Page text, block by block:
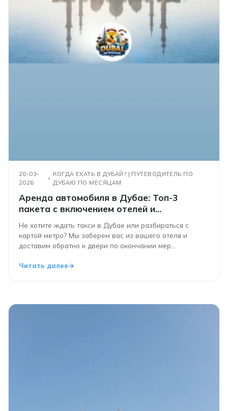
20-03-
2026
КОГДА ЕХАТЬ В ДУБАЙ? | ПУТЕВОДИТЕЛЬ ПО
ДУБАЮ ПО МЕСЯЦАМ
Аренда автомобиля в Дубае: Топ-3
пакета с включением отелей и
Не хотите ждать такси в Дубае или разбираться с
картой метро? Мы заберем вас из вашего отеля и
доставим обратно к двери по окончании мер...
Читать далее